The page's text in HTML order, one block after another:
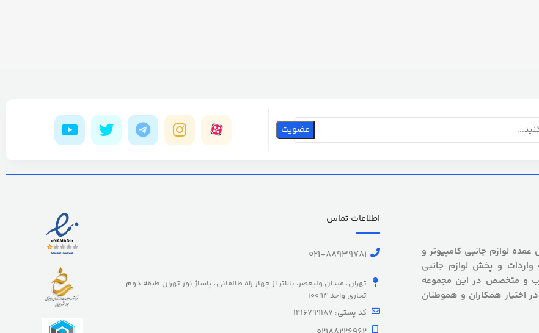
از 5 سال سابقه پخش عمده لوازم جانبی کامپیوتر و
و پخش لوازم جانبی
و متخصص در این مجموعه
اختیار همکاران و هموطنان
اطلاعات تماس
021-88939781
تهران، میدان ولیعصر، بالاتر از چهار راه طالقانی، پاساژ نور تهران طبقه دوم
تجاری واحد 10094
کد پستی: 1416799187